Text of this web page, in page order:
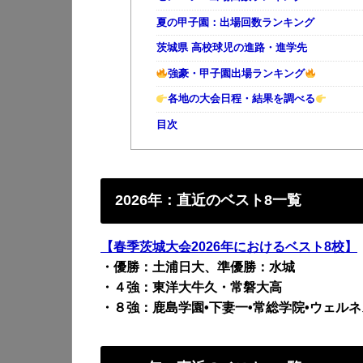
夏の甲子園：出場回数ランキング
茨城県 高校球児の進路・進学先
強豪・甲子園出場ランキング
各地の大会日程・結果を調べる
目次
2026年：直近のベスト8一覧
【春季茨城大会2026年におけるベスト8校】
・優勝：土浦日大、準優勝：水城
・４強：東洋大牛久・常磐大高
・８強：鹿島学園•下妻一•常総学院•ウェル